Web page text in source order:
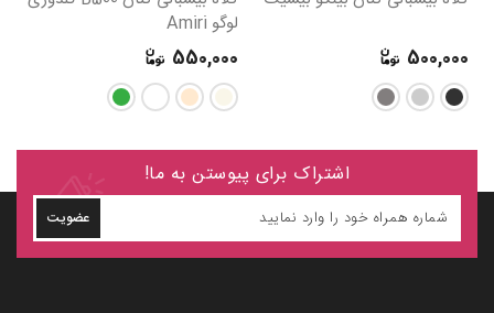
500,000
لوگو Amiri
550,000
اشتراک برای پیوستن به ما!
عضویت